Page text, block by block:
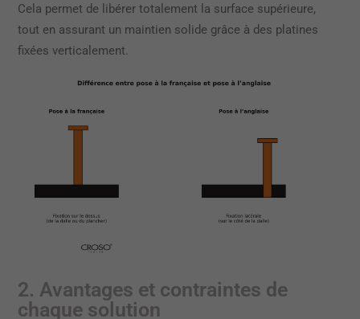
Cela permet de libérer totalement la surface supérieure,
tout en assurant un maintien solide grâce à des platines
fixées verticalement.
2. Avantages et contraintes de
chaque solution